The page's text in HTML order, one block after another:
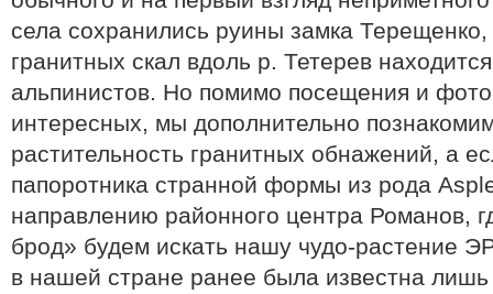
села сохранились руины замка
гранитных скал вдоль р. Тетерев
альпинистов. Но помимо посещения и
интересных, мы дополнительно
растительность гранитных обнажений, а
папоротника странной формы из рода
направлению районного центра Романов,
брод» будем искать нашу чудо-растение
в нашей стране ранее была известна лишь